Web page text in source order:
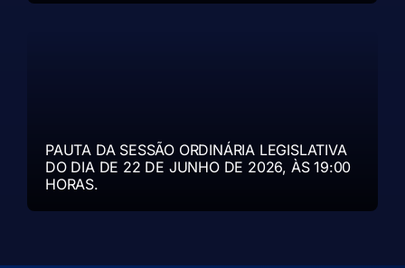
PAUTA DA SESSÃO ORDINÁRIA LEGISLATIVA
DO DIA DE 22 DE JUNHO DE 2026, ÀS 19:00
HORAS.